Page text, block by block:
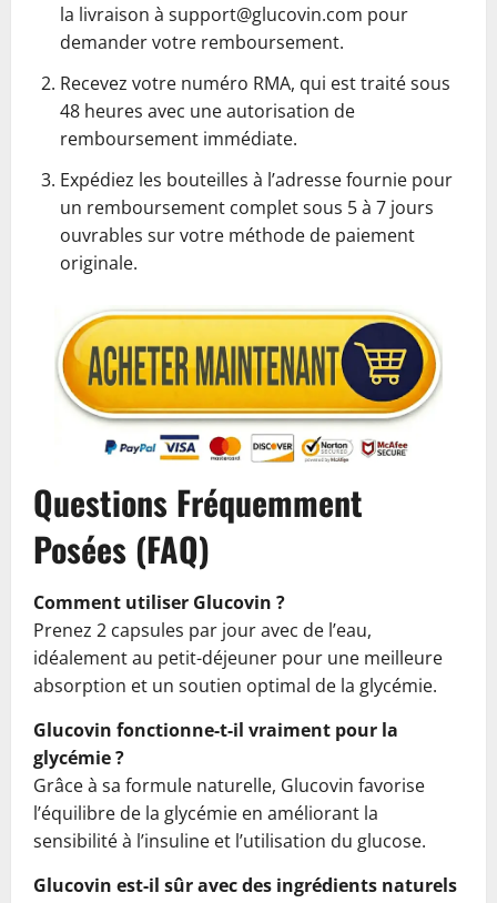
la livraison à support@glucovin.com pour
demander votre remboursement.
Recevez votre numéro RMA, qui est traité sous
48 heures avec une autorisation de
remboursement immédiate.
Expédiez les bouteilles à l’adresse fournie pour
un remboursement complet sous 5 à 7 jours
ouvrables sur votre méthode de paiement
originale.
Questions Fréquemment
Posées (FAQ)
Comment utiliser Glucovin ?
Prenez 2 capsules par jour avec de l’eau,
idéalement au petit-déjeuner pour une meilleure
absorption et un soutien optimal de la glycémie.
Glucovin fonctionne-t-il vraiment pour la
glycémie ?
Grâce à sa formule naturelle, Glucovin favorise
l’équilibre de la glycémie en améliorant la
sensibilité à l’insuline et l’utilisation du glucose.
Glucovin est-il sûr avec des ingrédients naturels